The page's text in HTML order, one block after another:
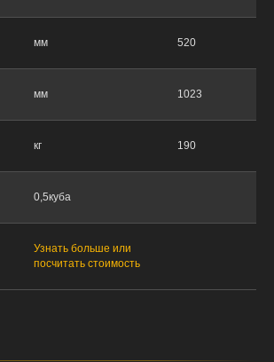
мм 520
мм 1023
кг 190
0,5куба
Узнать больше или
посчитать стоимость